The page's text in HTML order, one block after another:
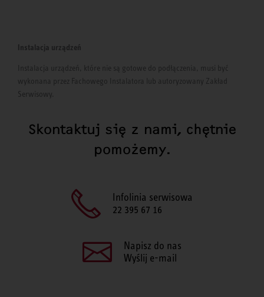
Instalacja urządzeń
Instalacja urządzeń, które nie są gotowe do podłączenia, musi być
wykonana przez Fachowego Instalatora lub autoryzowany Zakład
Serwisowy.
Skontaktuj się z nami, chętnie
pomożemy.
Infolinia serwisowa
22 395 67 16
Napisz do nas
Wyślij e-mail